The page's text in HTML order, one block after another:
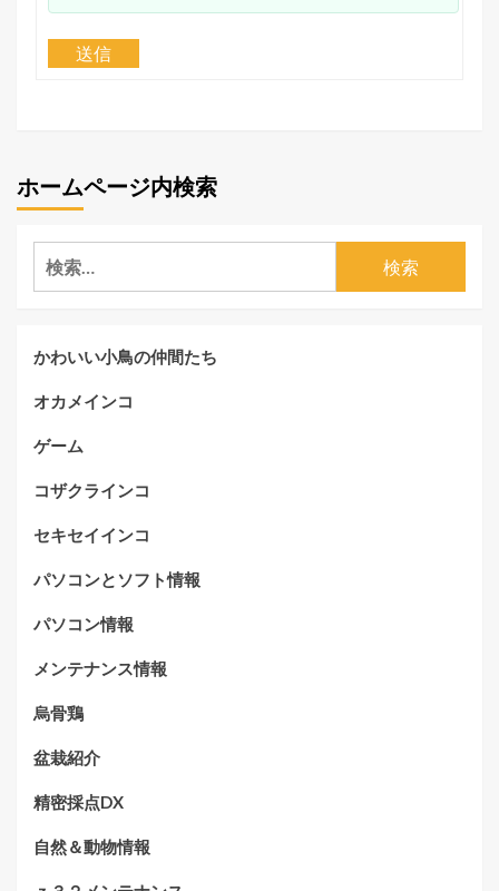
送信
ホームページ内検索
検
索:
かわいい小鳥の仲間たち
オカメインコ
ゲーム
コザクラインコ
セキセイインコ
パソコンとソフト情報
パソコン情報
メンテナンス情報
烏骨鶏
盆栽紹介
精密採点DX
自然＆動物情報